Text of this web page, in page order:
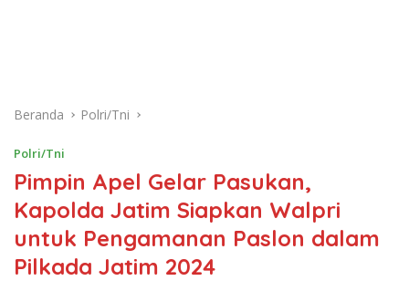
Beranda Polri/Tni
Polri/Tni
Pimpin Apel Gelar Pasukan,
Kapolda Jatim Siapkan Walpri
untuk Pengamanan Paslon dalam
Pilkada Jatim 2024